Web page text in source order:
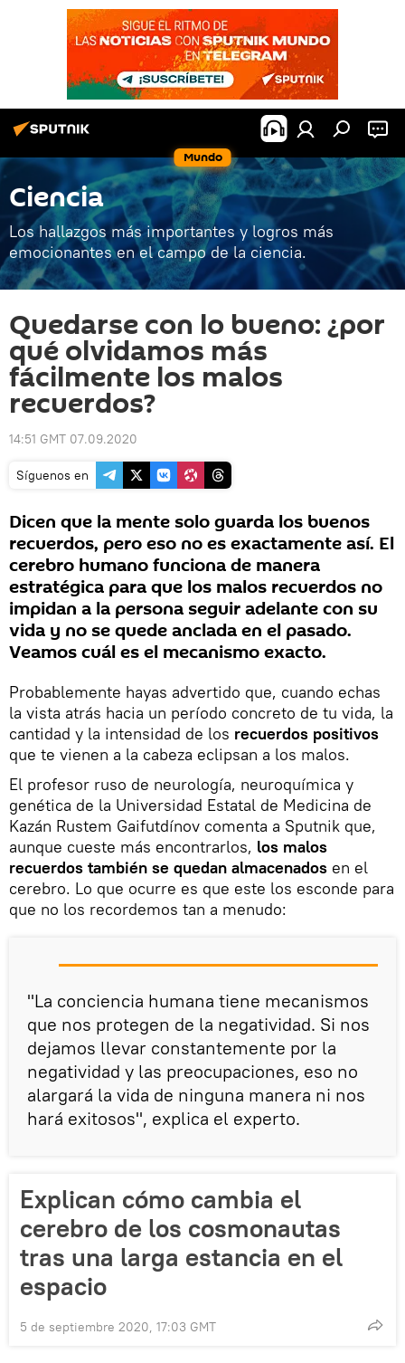
Mundo
Ciencia
Los hallazgos más importantes y logros más
emocionantes en el campo de la ciencia.
Quedarse con lo bueno: ¿por
qué olvidamos más
fácilmente los malos
recuerdos?
14:51 GMT 07.09.2020
Síguenos en
Dicen que la mente solo guarda los buenos
recuerdos, pero eso no es exactamente así. El
cerebro humano funciona de manera
estratégica para que los malos recuerdos no
impidan a la persona seguir adelante con su
vida y no se quede anclada en el pasado.
Veamos cuál es el mecanismo exacto.
Probablemente hayas advertido que, cuando echas
la vista atrás hacia un período concreto de tu vida, la
cantidad y la intensidad de los recuerdos positivos
que te vienen a la cabeza eclipsan a los malos.
El profesor ruso de neurología, neuroquímica y
genética de la Universidad Estatal de Medicina de
Kazán Rustem Gaifutdínov comenta a Sputnik que,
aunque cueste más encontrarlos, los malos
recuerdos también se quedan almacenados en el
cerebro. Lo que ocurre es que este los esconde para
que no los recordemos tan a menudo:
"La conciencia humana tiene mecanismos
que nos protegen de la negatividad. Si nos
dejamos llevar constantemente por la
negatividad y las preocupaciones, eso no
alargará la vida de ninguna manera ni nos
hará exitosos", explica el experto.
Explican cómo cambia el
cerebro de los cosmonautas
tras una larga estancia en el
espacio
5 de septiembre 2020, 17:03 GMT